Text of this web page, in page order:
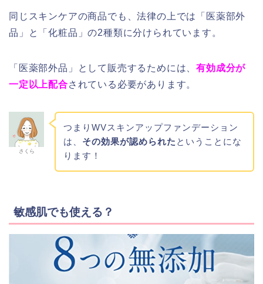
同じスキンケアの商品でも、法律の上では「医薬部外
品」と「化粧品」の2種類に分けられています。
「医薬部外品」として販売するためには、有効成分が
一定以上配合されている必要があります。
さくら
つまりWVスキンアップファンデーション
は、 その効果が認められた ということにな
ります！
敏感肌でも使える？